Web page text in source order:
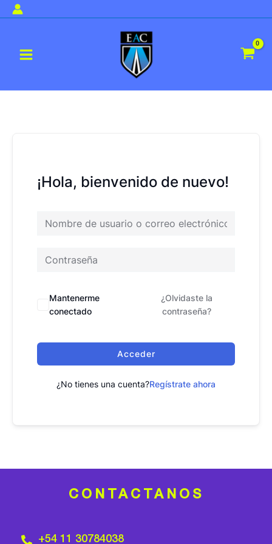
al
Menu
¡Hola, bienvenido de nuevo!
Mantenerme
conectado
¿Olvidaste la
contraseña?
Acceder
¿No tienes una cuenta?Regístrate ahora
CONTACTANOS
+54 11 30784038